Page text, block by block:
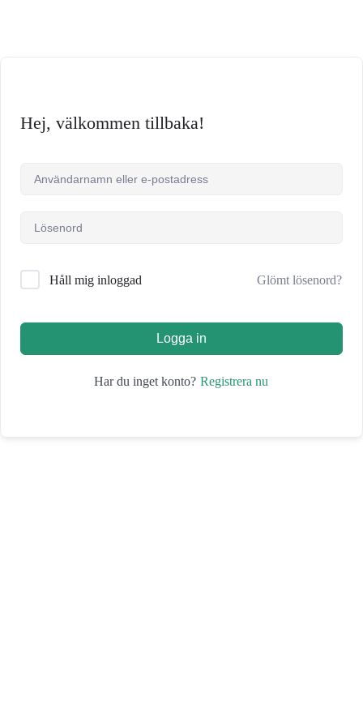
Hej, välkommen tillbaka!
Håll mig inloggad Glömt lösenord?
Logga in
Har du inget konto? Registrera nu